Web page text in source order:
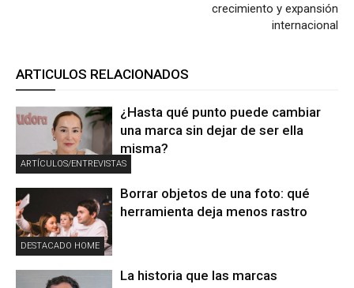
crecimiento y expansión
internacional
ARTICULOS RELACIONADOS
ARTÍCULOS/ENTREVISTAS
¿Hasta qué punto puede cambiar
una marca sin dejar de ser ella
misma?
DESTACADO HOME
Borrar objetos de una foto: qué
herramienta deja menos rastro
La historia que las marcas